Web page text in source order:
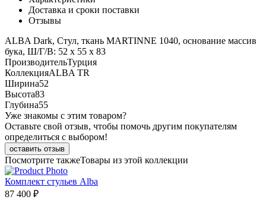
Доставка и сроки поставки
Отзывы
ALBA Dark, Стул, ткань MARTINNE 1040, основание массив
бука, Ш/Г/В: 52 х 55 х 83
ПроизводительТурция
КоллекцияALBA TR
Ширина52
Высота83
Глубина55
Уже знакомы с этим товаром?
Оставьте свой отзыв, чтобы помочь другим покупателям
определиться с выбором!
оставить отзыв
Посмотрите такжеТовары из этой коллекции
Комплект стульев Alba
87 400 ₽